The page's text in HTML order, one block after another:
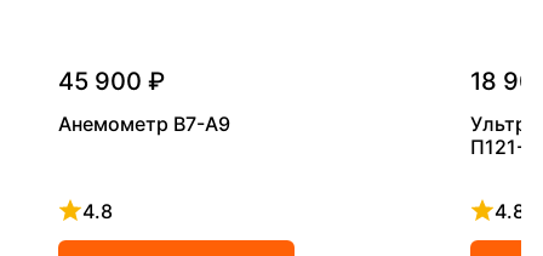
45 900 ₽
Анемометр В7-А9
4.8
Рейтинг 4.8 из 5
18
П121-
4.8